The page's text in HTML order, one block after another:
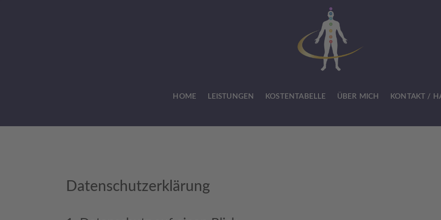
HOME LEISTUNGEN KOSTENTABELLE ÜBER MICH KONTAKT /
Datenschutz­erklärung